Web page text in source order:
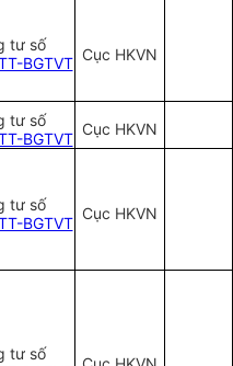
tư số
BGTVT Cục HKVN
tư số
BGTVT
Cục HKVN
tư số
BGTVT
Cục HKVN
tư số